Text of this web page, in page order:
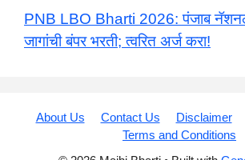
PNB LBO Bharti 2026: पंजाब
जागांची बंपर भरती; त्वरित अर्ज करा!
About Us Contact Us Disclaimer
Terms and Conditions